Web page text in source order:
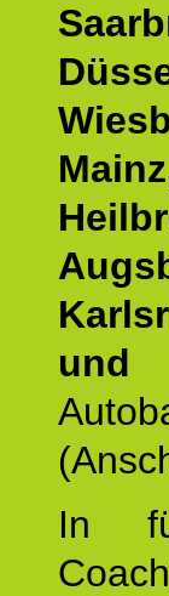
und
In